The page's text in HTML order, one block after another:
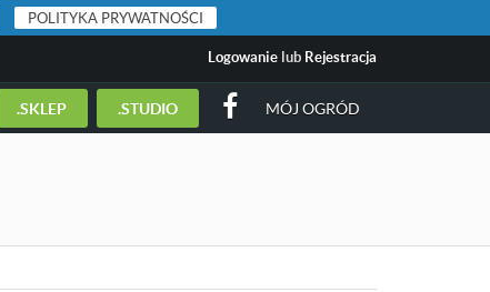
POLITYKA PRYWATNOŚCI
Logowanie lub Rejestracja
.SKLEP .STUDIO MÓJ OGRÓD